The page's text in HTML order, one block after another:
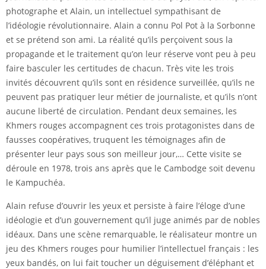
photographe et Alain, un intellectuel sympathisant de
l’idéologie révolutionnaire. Alain a connu Pol Pot à la Sorbonne
et se prétend son ami. La réalité qu’ils perçoivent sous la
propagande et le traitement qu’on leur réserve vont peu à peu
faire basculer les certitudes de chacun. Très vite les trois
invités découvrent qu’ils sont en résidence surveillée, qu’ils ne
peuvent pas pratiquer leur métier de journaliste, et qu’ils n’ont
aucune liberté de circulation. Pendant deux semaines, les
Khmers rouges accompagnent ces trois protagonistes dans de
fausses coopératives, truquent les témoignages afin de
présenter leur pays sous son meilleur jour,… Cette visite se
déroule en 1978, trois ans après que le Cambodge soit devenu
le Kampuchéa.
Alain refuse d’ouvrir les yeux et persiste à faire l’éloge d’une
idéologie et d’un gouvernement qu’il juge animés par de nobles
idéaux. Dans une scène remarquable, le réalisateur montre un
jeu des Khmers rouges pour humilier l’intellectuel français : les
yeux bandés, on lui fait toucher un déguisement d’éléphant et